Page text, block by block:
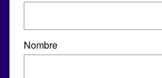
Nombre